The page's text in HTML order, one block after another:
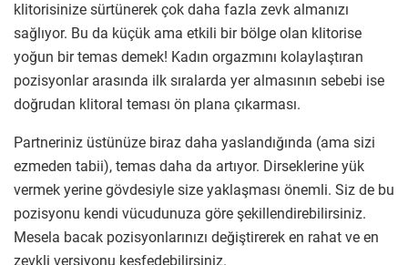
klitorisinize sürtünerek çok daha fazla zevk almanızı
sağlıyor. Bu da küçük ama etkili bir bölge olan klitorise
yoğun bir temas demek! Kadın orgazmını kolaylaştıran
pozisyonlar arasında ilk sıralarda yer almasının sebebi ise
doğrudan klitoral teması ön plana çıkarması.
Partneriniz üstünüze biraz daha yaslandığında (ama sizi
ezmeden tabii), temas daha da artıyor. Dirseklerine yük
vermek yerine gövdesiyle size yaklaşması önemli. Siz de bu
pozisyonu kendi vücudunuza göre şekillendirebilirsiniz.
Mesela bacak pozisyonlarınızı değiştirerek en rahat ve en
zevkli versiyonu keşfedebilirsiniz.